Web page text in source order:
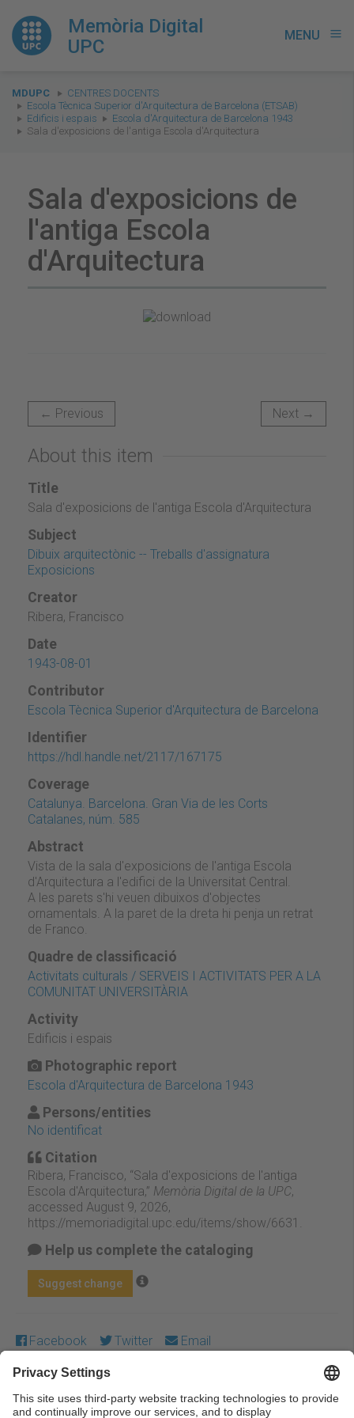
Memòria Digital
UPC
MENU menu
You
are
here:
MDUPC
CENTRES DOCENTS
Escola Tècnica Superior d'Arquitectura de Barcelona (ETSAB)
Edificis i espais
Escola d'Arquitectura de Barcelona 1943
Sala d'exposicions de l'antiga Escola d'Arquitectura
Sala d'exposicions de
l'antiga Escola
d'Arquitectura
← Previous Next →
About this item
Title
Sala d'exposicions de l'antiga Escola d'Arquitectura
Subject
Dibuix arquitectònic -- Treballs d'assignatura
Exposicions
Creator
Ribera, Francisco
Date
1943-08-01
Contributor
Escola Tècnica Superior d'Arquitectura de Barcelona
Identifier
https://hdl.handle.net/2117/167175
Coverage
Catalunya. Barcelona. Gran Via de les Corts
Catalanes, núm. 585
Abstract
Vista de la sala d'exposicions de l'antiga Escola
d'Arquitectura a l'edifici de la Universitat Central.
A les parets s'hi veuen dibuixos d'objectes
ornamentals. A la paret de la dreta hi penja un retrat
de Franco.
Quadre de classificació
Activitats culturals / SERVEIS I ACTIVITATS PER A LA
COMUNITAT UNIVERSITÀRIA
Activity
Edificis i espais
Photographic report
Escola d'Arquitectura de Barcelona 1943
Persons/entities
No identificat
Citation
Ribera, Francisco, “Sala d'exposicions de l'antiga
Escola d'Arquitectura,” Memòria Digital de la UPC,
accessed August 9, 2026,
https://memoriadigital.upc.edu/items/show/6631
Help us complete the cataloging
Suggest change
Facebook Twitter Email